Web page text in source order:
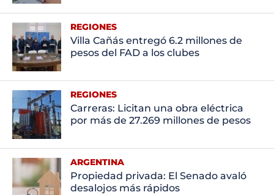
REGIONES
Villa Cañás entregó 6.2 millones de
pesos del FAD a los clubes
REGIONES
Carreras: Licitan una obra eléctrica
por más de 27.269 millones de pesos
ARGENTINA
Propiedad privada: El Senado avaló
desalojos más rápidos